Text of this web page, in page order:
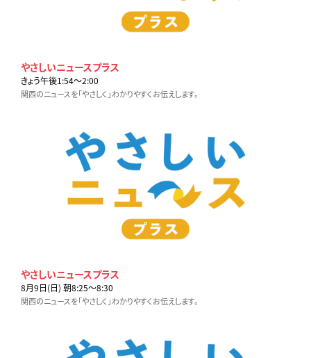
やさしいニュースプラス
きょう午後1:54〜2:00
関西のニュースを「やさしく」わかりやすくお伝えします。
やさしいニュースプラス
8月9日(日) 朝8:25〜8:30
関西のニュースを「やさしく」わかりやすくお伝えします。